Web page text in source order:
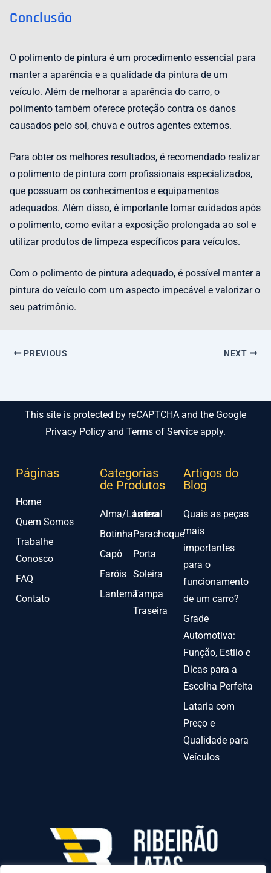
Conclusão
O polimento de pintura é um procedimento essencial para
manter a aparência e a qualidade da pintura de um
veículo. Além de melhorar a aparência do carro, o
polimento também oferece proteção contra os danos
causados pelo sol, chuva e outros agentes externos.
Para obter os melhores resultados, é recomendado realizar
o polimento de pintura com profissionais especializados,
que possuam os conhecimentos e equipamentos
adequados. Além disso, é importante tomar cuidados após
o polimento, como evitar a exposição prolongada ao sol e
utilizar produtos de limpeza específicos para veículos.
Com o polimento de pintura adequado, é possível manter a
pintura do veículo com um aspecto impecável e valorizar o
seu patrimônio.
PREVIOUS NEXT
This site is protected by reCAPTCHA and the Google
Privacy Policy and Terms of Service apply.
Páginas
Home
Quem Somos
Trabalhe
Conosco
FAQ
Contato
Categorias
de Produtos
Alma/Lamina
Botinha
Capô
Faróis
Lanterna
Lateral
Parachoque
Porta
Soleira
Tampa
Traseira
Artigos do
Blog
Quais as peças
mais
importantes
para o
funcionamento
de um carro?
Grade
Automotiva:
Função, Estilo e
Dicas para a
Escolha Perfeita
Lataria com
Preço e
Qualidade para
Veículos